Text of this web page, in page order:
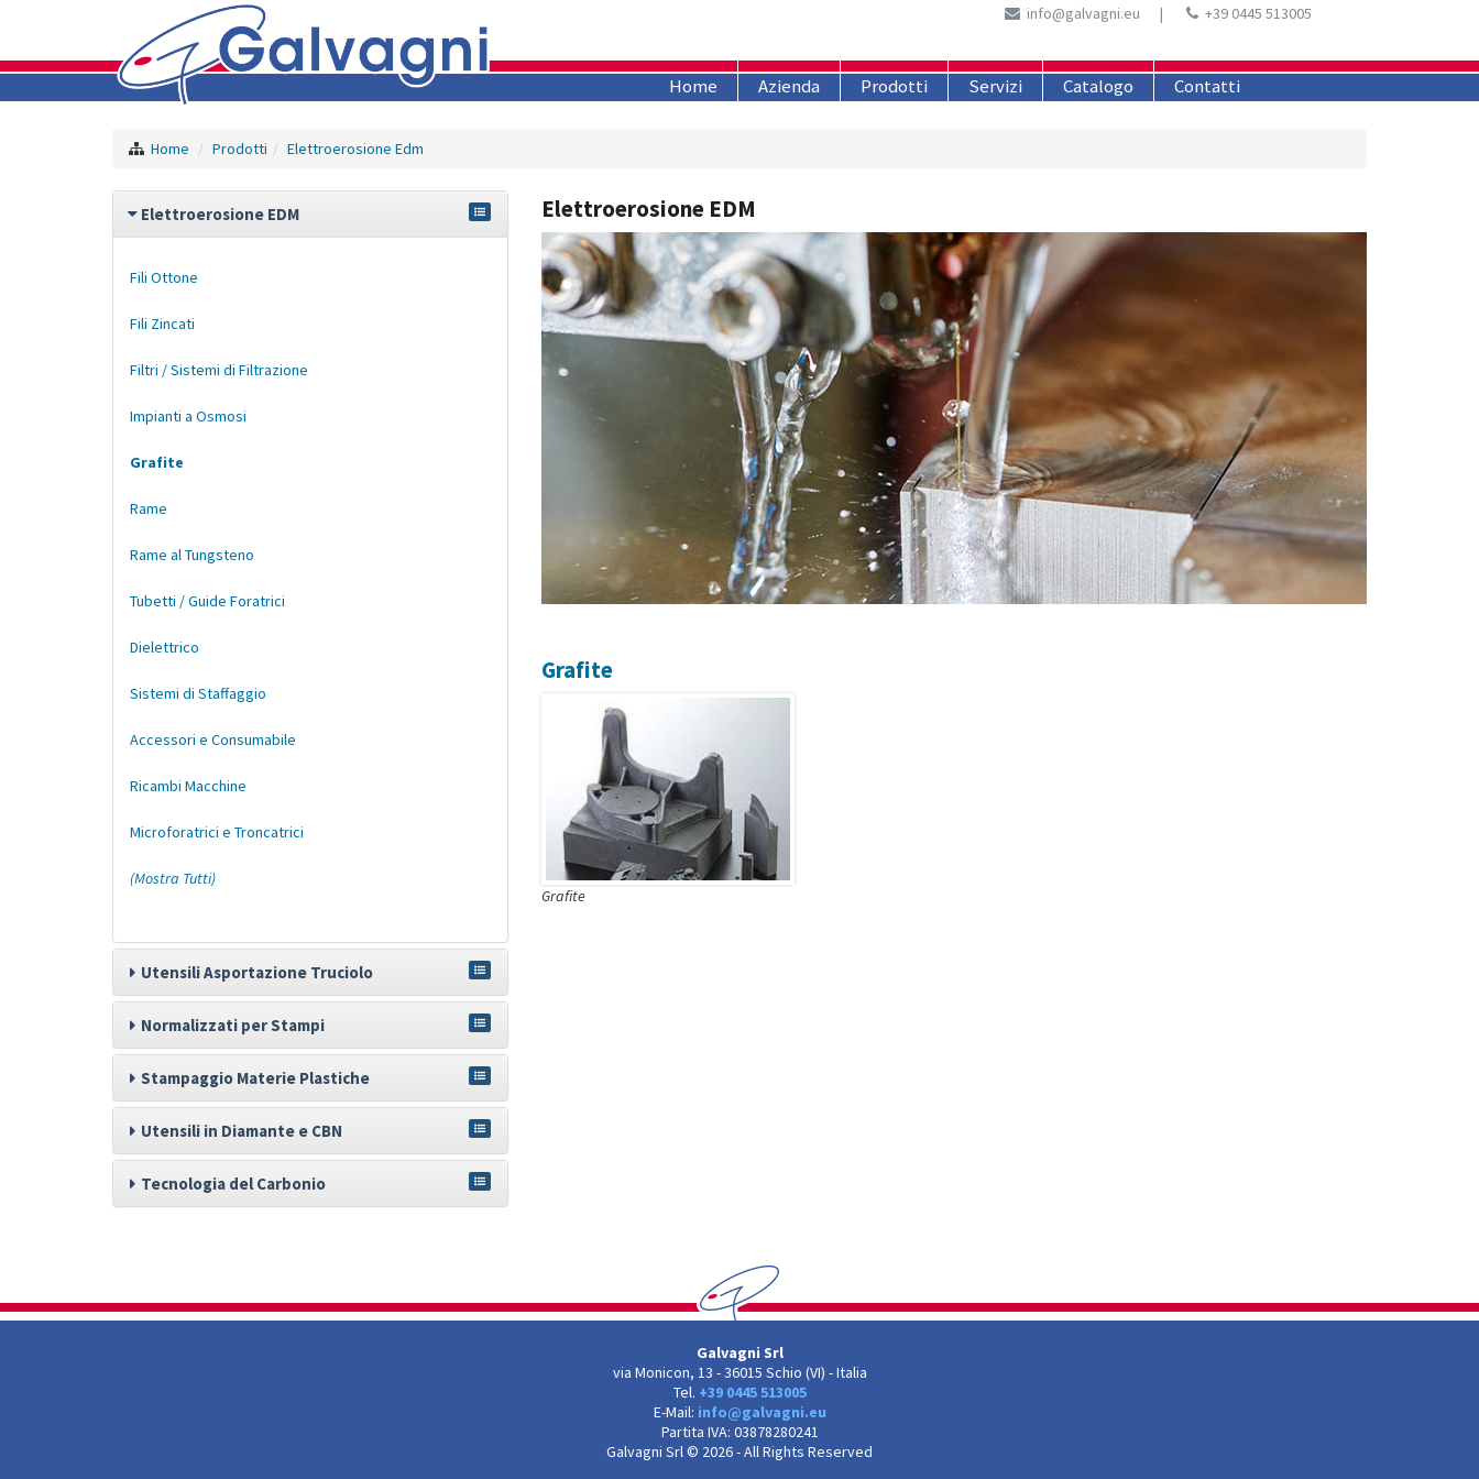
info@galvagni.eu | +39 0445 513005
Home Azienda Prodotti Servizi Catalogo Contatti
Home Prodotti Elettroerosione Edm
Elettroerosione EDM
Grafite
Grafite
Elettroerosione EDM
Fili Ottone
Fili Zincati
Filtri / Sistemi di Filtrazione
Impianti a Osmosi
Grafite
Rame
Rame al Tungsteno
Tubetti / Guide Foratrici
Dielettrico
Sistemi di Staffaggio
Accessori e Consumabile
Ricambi Macchine
Microforatrici e Troncatrici
(Mostra Tutti)
Utensili Asportazione Truciolo
Normalizzati per Stampi
Stampaggio Materie Plastiche
Utensili in Diamante e CBN
Tecnologia del Carbonio
Galvagni Srl
via Monicon, 13 -36015 Schio (VI) - Italia
Tel. +39 0445 513005
E-Mail: info@galvagni.eu
Partita IVA: 03878280241
Galvagni Srl © 2026 - All Rights Reserved